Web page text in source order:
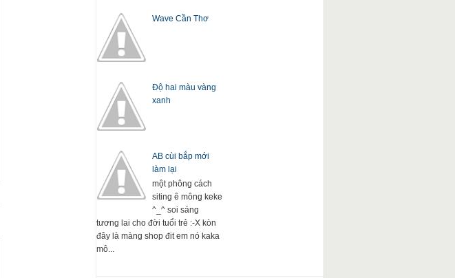
Wave Cần Thơ
Độ hai màu vàng
xanh
AB cùi bắp mới
làm lại
một phông cách
siting ê mông keke
^_^ soi sáng
tương lai cho đời tuổi trẻ :-X kòn
đây là màng shop đit em nó kaka
mô...